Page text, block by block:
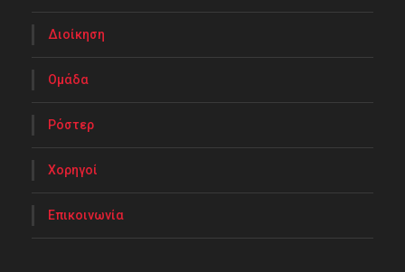
Διοίκηση
Ομάδα
Ρόστερ
Χορηγοί
Επικοινωνία